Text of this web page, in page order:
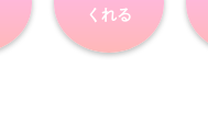
くれる